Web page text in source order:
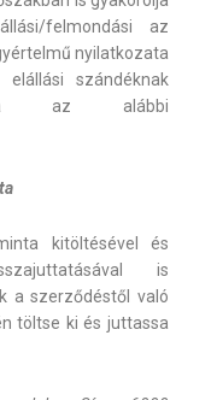
felmondási az
nyilatkozata
szándéknak
az alábbi
kitöltésével és
is
a szerződéstől való
töltse ki és juttassa